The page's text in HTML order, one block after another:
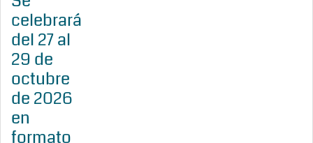
celebrará
del 27 al
29 de
octubre
de 2026
en
formato